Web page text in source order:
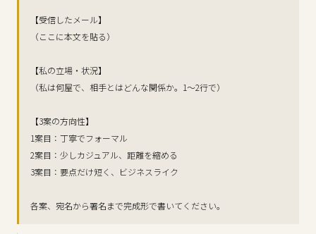
【受信したメール】
（ここに本文を貼る）
【私の立場・状況】
（私は何屋で、相手とはどんな関係か。1〜2行で）
【3案の方向性】
1案目：丁寧でフォーマル
2案目：少しカジュアル、距離を縮める
3案目：要点だけ短く、ビジネスライク
各案、宛名から署名まで完成形で書いてください。